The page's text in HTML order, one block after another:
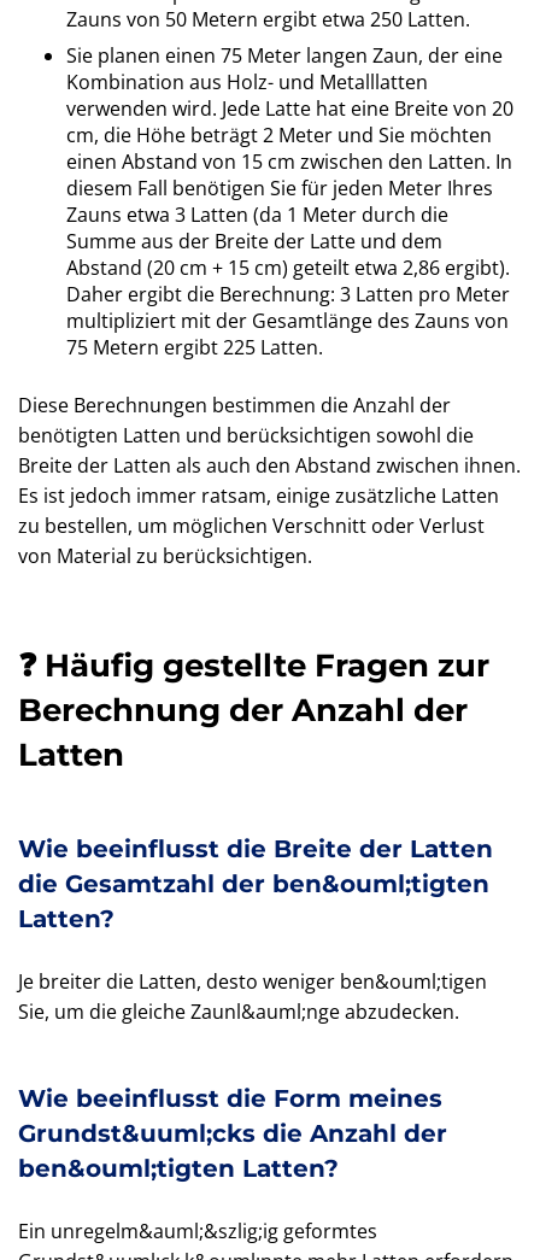
Zauns von 50 Metern ergibt etwa 250 Latten.
Sie planen einen 75 Meter langen Zaun, der eine
Kombination aus Holz- und Metalllatten
verwenden wird. Jede Latte hat eine Breite von 20
cm, die Höhe beträgt 2 Meter und Sie möchten
einen Abstand von 15 cm zwischen den Latten. In
diesem Fall benötigen Sie für jeden Meter Ihres
Zauns etwa 3 Latten (da 1 Meter durch die
Summe aus der Breite der Latte und dem
Abstand (20 cm + 15 cm) geteilt etwa 2,86 ergibt).
Daher ergibt die Berechnung: 3 Latten pro Meter
multipliziert mit der Gesamtlänge des Zauns von
75 Metern ergibt 225 Latten.
Diese Berechnungen bestimmen die Anzahl der
benötigten Latten und berücksichtigen sowohl die
Breite der Latten als auch den Abstand zwischen ihnen.
Es ist jedoch immer ratsam, einige zusätzliche Latten
zu bestellen, um möglichen Verschnitt oder Verlust
von Material zu berücksichtigen.
❓ Häufig gestellte Fragen zur
Berechnung der Anzahl der
Latten
Wie beeinflusst die Breite der Latten
die Gesamtzahl der ben&ouml;tigten
Latten?
Je breiter die Latten, desto weniger ben&ouml;tigen
Sie, um die gleiche Zaunl&auml;nge abzudecken.
Wie beeinflusst die Form meines
Grundst&uuml;cks die Anzahl der
ben&ouml;tigten Latten?
Ein unregelm&auml;&szlig;ig geformtes